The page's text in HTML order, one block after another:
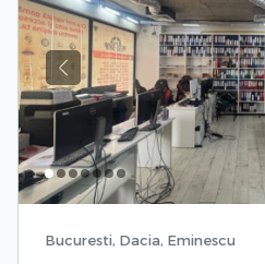
Previous
Bucuresti, Dacia, Eminescu